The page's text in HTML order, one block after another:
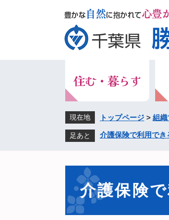
現在地 トップページ > 組
足あと 介護保険で利用でき
介護保険